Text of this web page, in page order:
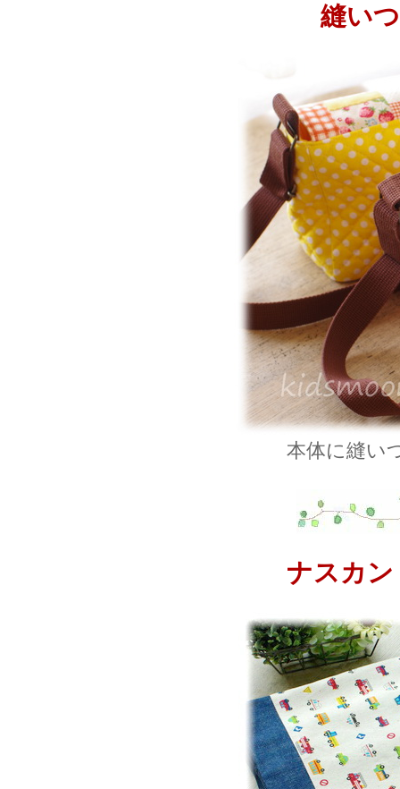
縫い
本体に縫い
ナスカ